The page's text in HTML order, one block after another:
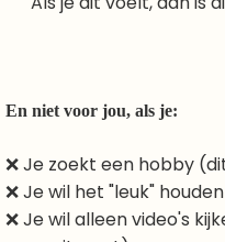
En niet voor jou, als je:
❌ Je zoekt een hobby
❌ Je wil het "leuk"
❌ Je wil alleen video's